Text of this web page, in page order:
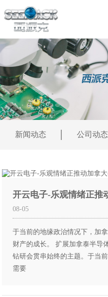
新闻动态 公司动态
开云电子-乐观情绪正推
08-05
于当前的地缘政治情况下，加
财产的成长。 扩展加拿泰半导
钻研会贯串始终的主题。于当
需要